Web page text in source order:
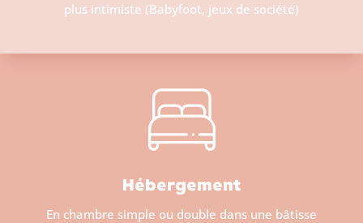
plus intimiste (Babyfoot, jeux de société)
Hébergement
En chambre simple ou double dans une bâtisse